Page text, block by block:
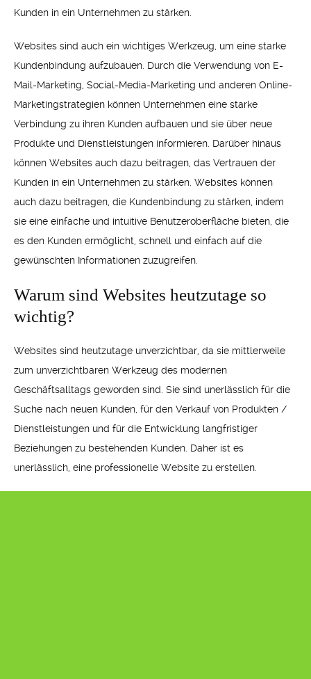
Kunden in ein Unternehmen zu stärken.
Websites sind auch ein wichtiges Werkzeug, um eine starke
Kundenbindung aufzubauen. Durch die Verwendung von E-
Mail-Marketing, Social-Media-Marketing und anderen Online-
Marketingstrategien können Unternehmen eine starke
Verbindung zu ihren Kunden aufbauen und sie über neue
Produkte und Dienstleistungen informieren. Darüber hinaus
können Websites auch dazu beitragen, das Vertrauen der
Kunden in ein Unternehmen zu stärken. Websites können
auch dazu beitragen, die Kundenbindung zu stärken, indem
sie eine einfache und intuitive Benutzeroberfläche bieten, die
es den Kunden ermöglicht, schnell und einfach auf die
gewünschten Informationen zuzugreifen.
Warum sind Websites heutzutage so
wichtig?
Websites sind heutzutage unverzichtbar, da sie mittlerweile
zum unverzichtbaren Werkzeug des modernen
Geschäftsalltags geworden sind. Sie sind unerlässlich für die
Suche nach neuen Kunden, für den Verkauf von Produkten /
Dienstleistungen und für die Entwicklung langfristiger
Beziehungen zu bestehenden Kunden. Daher ist es
unerlässlich, eine professionelle Website zu erstellen.